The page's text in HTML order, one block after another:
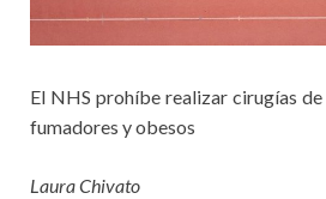
El NHS prohíbe realizar cirugías
fumadores y obesos
Laura Chivato